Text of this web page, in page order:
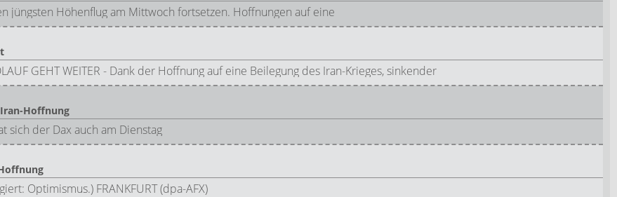
jüngsten Höhenflug am Mittwoch fortsetzen. Hoffnungen auf eine
GEHT WEITER - Dank der Hoffnung auf eine Beilegung des Iran-Krieges, sinkender
Hoffnung
sich der Dax auch am Dienstag
Optimismus.) FRANKFURT (dpa-AFX)